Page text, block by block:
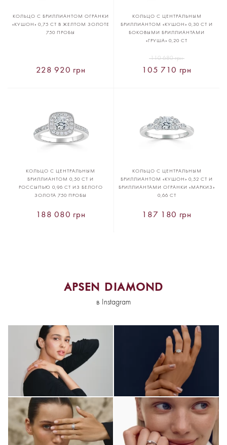
КОЛЬЦО С БРИЛЛИАНТОМ ОГРАНКИ
«КУШОН» 0,75 CT В ЖЕЛТОМ ЗОЛОТЕ
750 ПРОБЫ
228 920 грн
КОЛЬЦО С ЦЕНТРАЛЬНЫМ
БРИЛЛИАНТОМ «КУШОН» 0,30 CT И
БОКОВЫМИ БРИЛЛИАНТАМИ
«ГРУША» 0,20 CT
105 710 грн
110 680 грн
КОЛЬЦО С ЦЕНТРАЛЬНЫМ
БРИЛЛИАНТОМ 0,50 CT И
РОССЫПЬЮ 0,96 CT ИЗ БЕЛОГО
ЗОЛОТА 750 ПРОБЫ
188 080 грн
КОЛЬЦО С ЦЕНТРАЛЬНЫМ
БРИЛЛИАНТОМ «КУШОН» 0,52 CT И
БРИЛЛИАНТАМИ ОГРАНКИ «МАРКИЗ»
0,66 CT
187 180 грн
APSEN DIAMOND
в Instagram